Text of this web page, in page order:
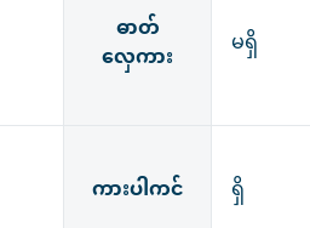
ဓာတ်
လှေကား မရှိ
ကားပါကင် ရှိ